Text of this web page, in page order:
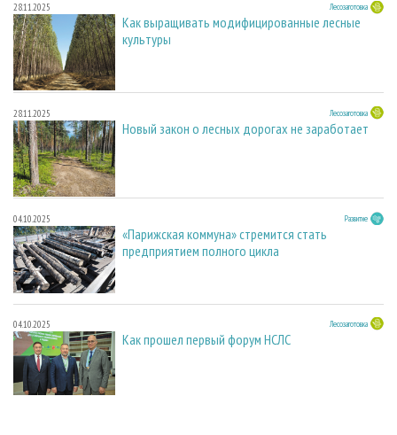
28.11.2025 Лесозаготовка
Как выращивать модифицированные лесные
культуры
28.11.2025 Лесозаготовка
Новый закон о лесных дорогах не заработает
04.10.2025 Развитие
«Парижская коммуна» стремится стать
предприятием полного цикла
04.10.2025 Лесозаготовка
Как прошел первый форум НСЛС